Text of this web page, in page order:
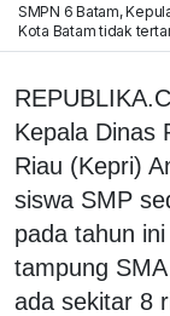
SMPN 6 Batam,
Kota Batam tidak
Kepala Dinas
Riau (Kepri)
siswa SMP
pada tahun
tampung
ada sekitar 8